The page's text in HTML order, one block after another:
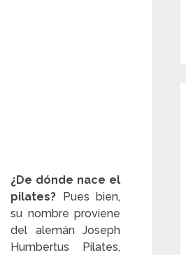
¿De dónde nace el
pilates? Pues bien,
su nombre proviene
del alemán Joseph
Humbertus Pilates,